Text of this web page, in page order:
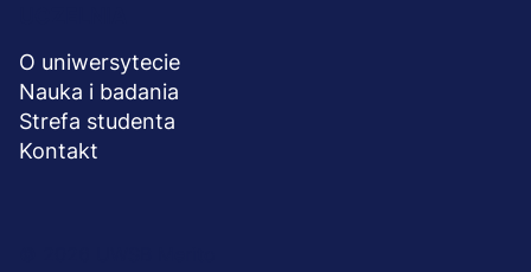
O uniwersytecie
Nauka i badania
Strefa studenta
Kontakt